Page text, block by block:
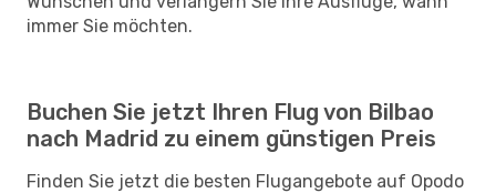
immer Sie möchten.
Buchen Sie jetzt Ihren Flug von Bilbao
nach Madrid zu einem günstigen Preis
Finden Sie jetzt die besten Flugangebote auf Opodo